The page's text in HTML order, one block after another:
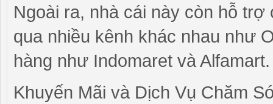
Ngoài ra, nhà cái này còn hỗ
qua nhiều kênh khác nhau như
hàng như Indomaret và Alfamart.
Khuyến Mãi và Dịch Vụ Chăm